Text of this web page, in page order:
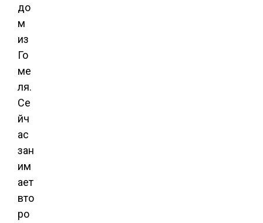
до
м
из
Го
ме
ля.
Се
йч
ас
зан
им
ает
вто
ро